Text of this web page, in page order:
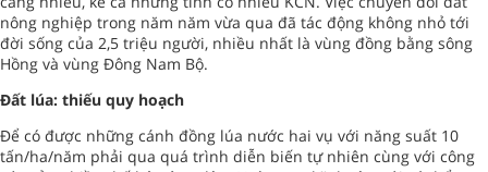
nông nghiệp trong năm năm vừa qua đã tác động không nhỏ tới
đời sống của 2,5 triệu người, nhiều nhất là vùng đồng bằng sông
Hồng và vùng Đông Nam Bộ.
Đất lúa: thiếu quy hoạch
Để có được những cánh đồng lúa nước hai vụ với năng suất 10
tấn/ha/năm phải qua quá trình diễn biến tự nhiên cùng với công